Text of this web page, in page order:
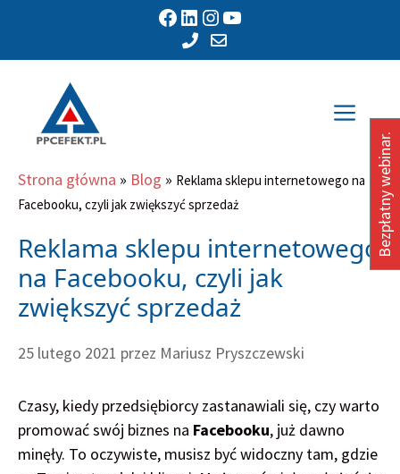
treści
Facebook LinkedIn Instagram YouTube
Strona główna » Blog » Reklama sklepu internetowego na
Facebooku, czyli jak zwiększyć sprzedaż
Reklama sklepu internetowego
na Facebooku, czyli jak
zwiększyć sprzedaż
25 lutego 2021 przez Mariusz Pryszczewski
Czasy, kiedy przedsiębiorcy zastanawiali się, czy warto
promować swój biznes na Facebooku, już dawno
minęły. To oczywiste, musisz być widoczny tam, gdzie
Bezpłatny webinar.